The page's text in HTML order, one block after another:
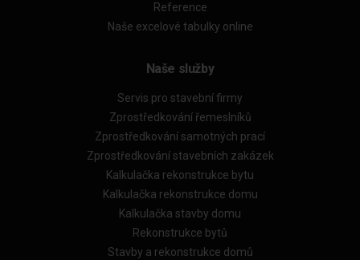
Reference
Naše excelové tabulky online
Naše služby
Servis pro stavební firmy
Zprostředkování řemeslníků
Zprostředkování samotných prací
Zprostředkování stavebních zakázek
Kalkulačka rekonstrukce bytu
Kalkulačka rekonstrukce domu
Kalkulačka stavby domu
Rekonstrukce bytů
Stavby a rekonstrukce domů